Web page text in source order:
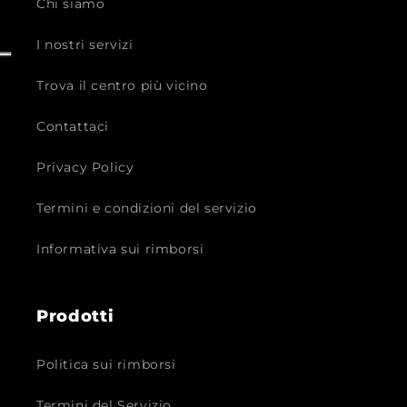
Chi siamo
I nostri servizi
Trova il centro più vicino
Contattaci
Privacy Policy
Termini e condizioni del servizio
Informativa sui rimborsi
Prodotti
Politica sui rimborsi